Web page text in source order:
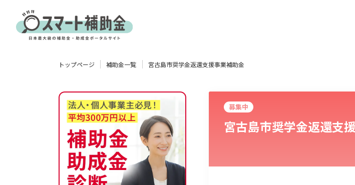
トップページ 補助金一覧 宮古島市奨学金返還支援事業補助金
募集中
宮古島市奨学金返還支